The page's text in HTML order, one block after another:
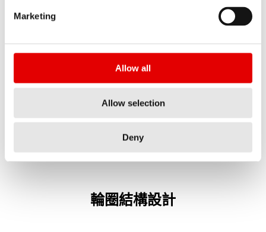
Marketing
Allow all
Allow selection
Deny
冒著蛇咬風險，輪胎可以在較低的胎壓下運行，從而
提供更好的抓地力。較低的胎壓也能提供更舒適的騎
輪圈結構設計